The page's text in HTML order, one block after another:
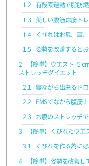
1.2 有酸素運動で脂肪
1.3 美しい腹筋は筋ト
1.4
くびれはお尻、肩
1.5 姿勢を改善すると
2
【簡単】ウエスト-５
ストレッチダイエット
2.1 寝ながら出来るド
2.2 EMSでながら腹筋！
2.3 お腹のストレッチ
3
【簡単】くびれたウ
3.1
くびれを作る為に
4
【簡単】姿勢を改善